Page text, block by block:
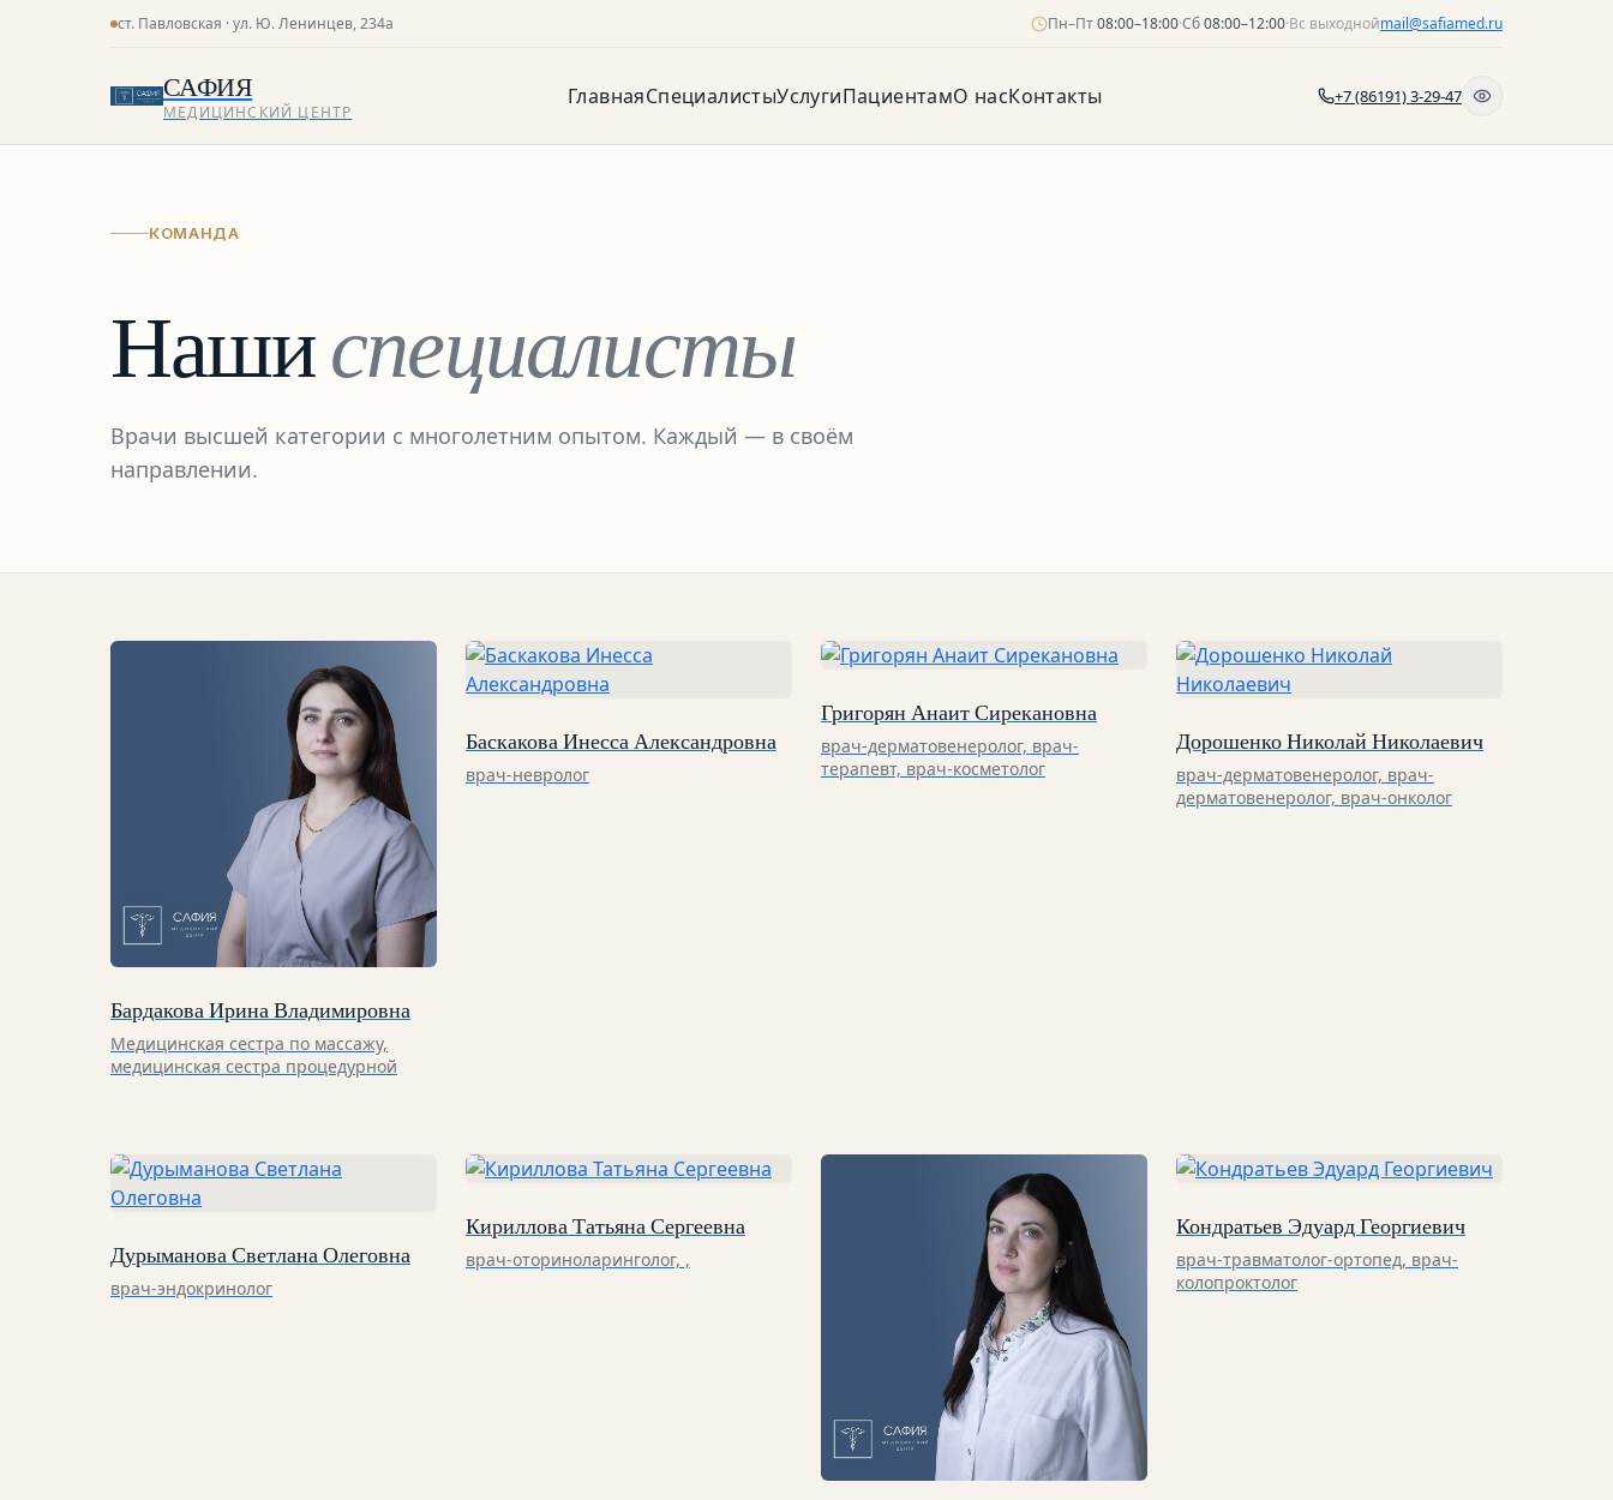
ст. Павловская · ул. Ю. Ленинцев, 234а Пн–Пт08:00–18:00·Сб08:00–12:00·Вс выходнойmail@safiamed.ru
САФИЯ
МЕДИЦИНСКИЙ ЦЕНТР
ГлавнаяСпециалистыУслугиПациентамО насКонтакты +7 (86191) 3-29-47
КОМАНДА
Нашиспециалисты
Врачи высшей категории с многолетним опытом. Каждый — в своём
направлении.
Бардакова Ирина Владимировна
Медицинская сестра по массажу,
медицинская сестра процедурной
Баскакова Инесса Александровна
врач-невролог
Григорян Анаит Сирекановна
врач-дерматовенеролог, врач-
терапевт, врач-косметолог
Дорошенко Николай Николаевич
врач-дерматовенеролог, врач-
дерматовенеролог, врач-онколог
Дурыманова Светлана Олеговна
врач-эндокринолог
Кириллова Татьяна Сергеевна
врач-оториноларинголог, ,
Кондратьев Эдуард Георгиевич
врач-травматолог-ортопед, врач-
колопроктолог